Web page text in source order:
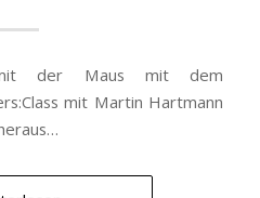
der Maus mit dem
mit Martin Hartmann